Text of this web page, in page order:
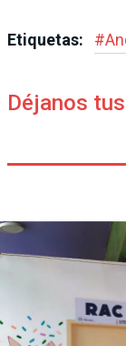
Etiquetas: #
Déjanos